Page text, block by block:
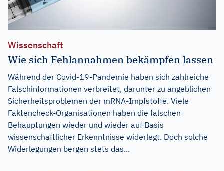
Wissenschaft
Wie sich Fehlannahmen bekämpfen lassen
Während der Covid-19-Pandemie haben sich zahlreiche
Falschinformationen verbreitet, darunter zu angeblichen
Sicherheitsproblemen der mRNA-Impfstoffe. Viele
Faktencheck-Organisationen haben die falschen
Behauptungen wieder und wieder auf Basis
wissenschaftlicher Erkenntnisse widerlegt. Doch solche
Widerlegungen bergen stets das...